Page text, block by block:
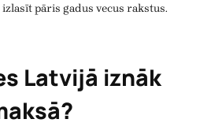
pāris gadus vecus rakstus.
Latvijā iznāk